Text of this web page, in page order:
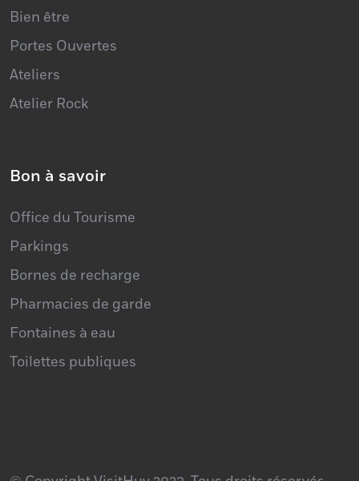
Braderies
Bien être
Portes Ouvertes
Ateliers
Bon à savoir
Office du Tourisme
Parkings
Bornes de recharge
Pharmacies de garde
Fontaines à eau